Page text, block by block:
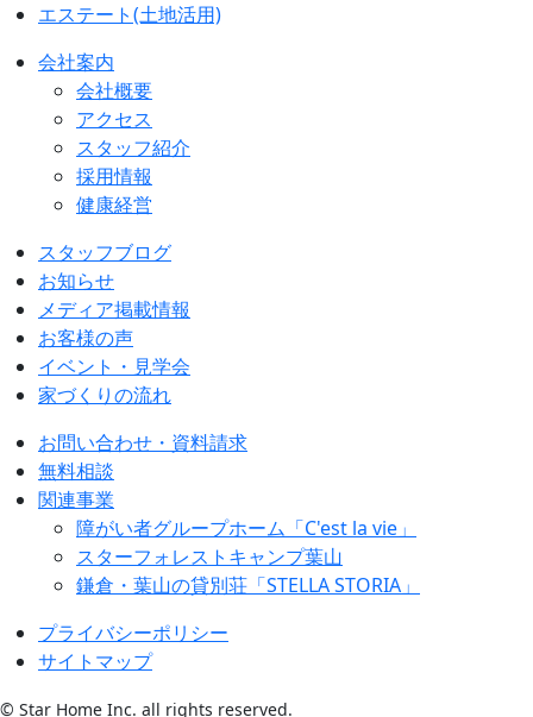
エステート(土地活用)
会社案内
会社概要
アクセス
スタッフ紹介
採用情報
健康経営
スタッフブログ
お知らせ
メディア掲載情報
お客様の声
イベント・見学会
家づくりの流れ
お問い合わせ・資料請求
無料相談
関連事業
障がい者グループホーム「C'est la vie」
スターフォレストキャンプ葉山
鎌倉・葉山の貸別荘「STELLA STORIA」
プライバシーポリシー
サイトマップ
© Star Home Inc. all rights reserved.